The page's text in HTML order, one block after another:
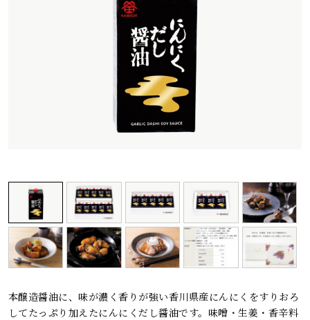
安全・安心への取り組み
サイトマップ
会社案内
お電話でのお問い合わせ・ご注文
0120-46-0306
受付時間 / 8:00〜17:30（日・祝日除く）
本醸造醤油に、味が濃く香りが強い香川県産にんにくをすりおろ
してたっぷり加えたにんにくだし醤油です。味噌・生姜・香辛料